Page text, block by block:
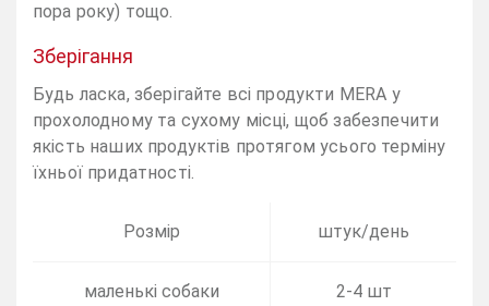
пора року) тощо.
Зберігання
Будь ласка, зберігайте всі продукти MERA у
прохолодному та сухому місці, щоб забезпечити
якість наших продуктів протягом усього терміну
їхньої придатності.
Розмір штук/день
маленькі собаки 2-4 шт